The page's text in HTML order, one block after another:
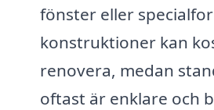
fönster eller
konstruktioner kan
renovera, medan
oftast är enklare och